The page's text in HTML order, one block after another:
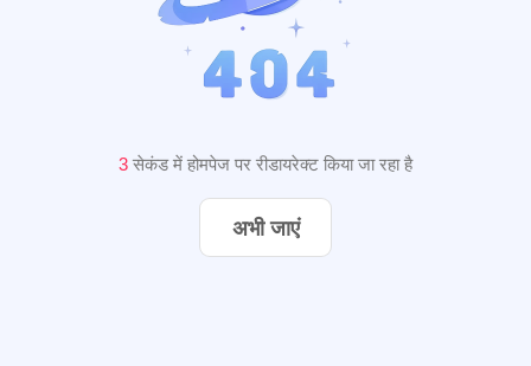
2 सेकंड में होमपेज पर रीडायरेक्ट किया जा रहा है
अभी जाएं